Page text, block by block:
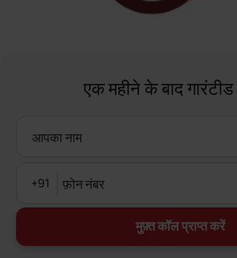
एक महीने के बाद गारंटीड
आपका नाम
+91 फ़ोन नंबर
मुफ़्त कॉल प्राप्त करें